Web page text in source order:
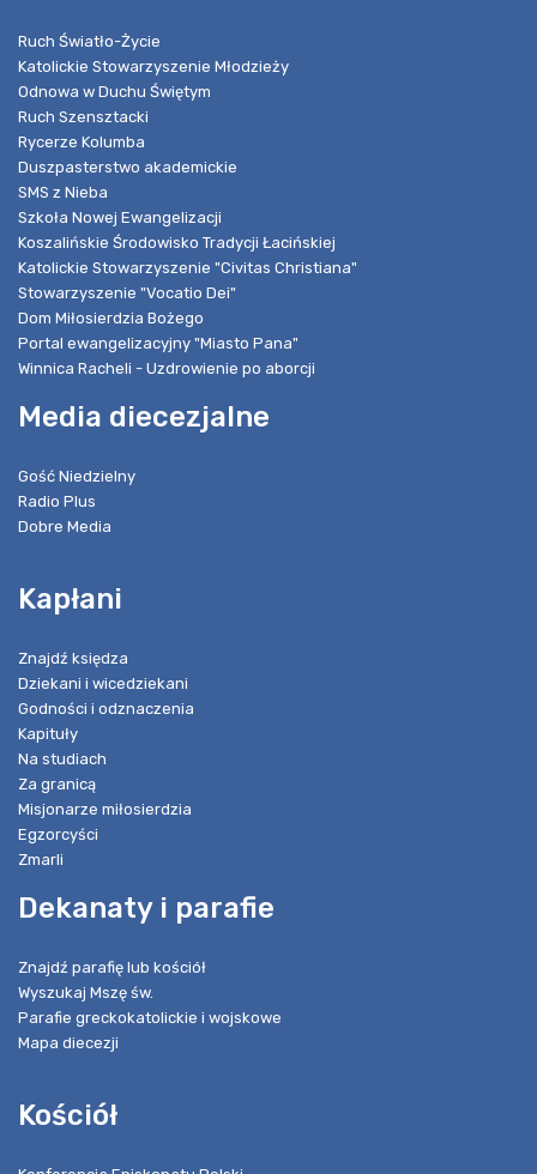
Ruch Światło-Życie
Katolickie Stowarzyszenie Młodzieży
Odnowa w Duchu Świętym
Ruch Szensztacki
Rycerze Kolumba
Duszpasterstwo akademickie
SMS z Nieba
Szkoła Nowej Ewangelizacji
Koszalińskie Środowisko Tradycji Łacińskiej
Katolickie Stowarzyszenie "Civitas Christiana"
Stowarzyszenie "Vocatio Dei"
Dom Miłosierdzia Bożego
Portal ewangelizacyjny "Miasto Pana"
Winnica Racheli - Uzdrowienie po aborcji
Media diecezjalne
Gość Niedzielny
Radio Plus
Dobre Media
Kapłani
Znajdź księdza
Dziekani i wicedziekani
Godności i odznaczenia
Kapituły
Na studiach
Za granicą
Misjonarze miłosierdzia
Egzorcyści
Zmarli
Dekanaty i parafie
Znajdź parafię lub kościół
Wyszukaj Mszę św.
Parafie greckokatolickie i wojskowe
Mapa diecezji
Kościół